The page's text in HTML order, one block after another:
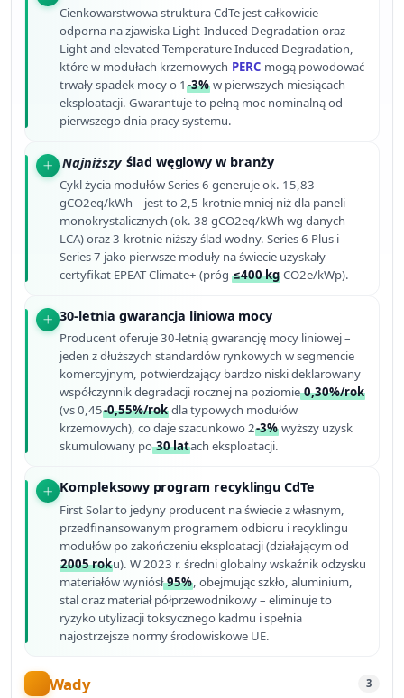
Cienkowarstwowa struktura CdTe jest całkowicie
odporna na zjawiska Light-Induced Degradation oraz
Light and elevated Temperature Induced Degradation,
które w modułach krzemowych PERC mogą powodować
trwały spadek mocy o 1-3% w pierwszych miesiącach
eksploatacji. Gwarantuje to pełną moc nominalną od
pierwszego dnia pracy systemu.
Najniższy ślad węglowy w branży
Cykl życia modułów Series 6 generuje ok. 15,83
gCO2eq/kWh – jest to 2,5-krotnie mniej niż dla paneli
monokrystalicznych (ok. 38 gCO2eq/kWh wg danych
LCA) oraz 3-krotnie niższy ślad wodny. Series 6 Plus i
Series 7 jako pierwsze moduły na świecie uzyskały
certyfikat EPEAT Climate+ (próg≤400 kg CO2e/kWp).
30-letnia gwarancja liniowa mocy
Producent oferuje 30-letnią gwarancję mocy liniowej –
jeden z dłuższych standardów rynkowych w segmencie
komercyjnym, potwierdzający bardzo niski deklarowany
współczynnik degradacji rocznej na poziomie0,30%/rok
(vs 0,45-0,55%/rok dla typowych modułów
krzemowych), co daje szacunkowo 2-3% wyższy uzysk
skumulowany po30 latach eksploatacji.
Kompleksowy program recyklingu CdTe
First Solar to jedyny producent na świecie z własnym,
przedfinansowanym programem odbioru i recyklingu
modułów po zakończeniu eksploatacji (działającym od
2005 roku). W 2023 r. średni globalny wskaźnik odzysku
materiałów wyniósł95%, obejmując szkło, aluminium,
stal oraz materiał półprzewodnikowy – eliminuje to
ryzyko utylizacji toksycznego kadmu i spełnia
najostrzejsze normy środowiskowe UE.
Wady 3